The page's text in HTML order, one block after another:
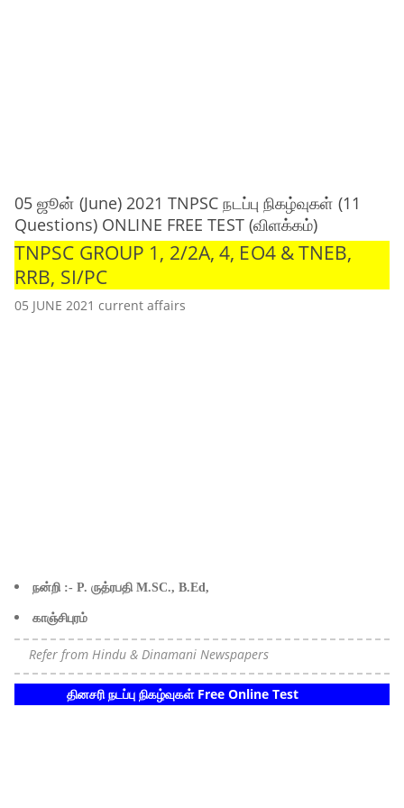
05 ஜூன் (June) 2021 TNPSC நடப்பு நிகழ்வுகள் (11
Questions) ONLINE FREE TEST (விளக்கம்)
TNPSC GROUP 1, 2/2A, 4, EO4 & TNEB,
RRB, SI/PC
05 JUNE 2021 current affairs
நன்றி :- P. ருத்ரபதி M.SC., B.Ed,
காஞ்சிபுரம்
Refer from Hindu & Dinamani Newspapers
தினசரி நடப்பு நிகழ்வுகள் Free Online Test